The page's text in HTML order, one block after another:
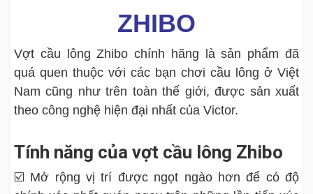
ZHIBO
Vợt cầu lông Zhibo chính hãng là sản phẩm đã
quá quen thuộc với các bạn chơi cầu lông ở Việt
Nam cũng như trên toàn thế giới, được sản xuất
theo công nghệ hiện đại nhất của Victor.
Tính năng của vợt cầu lông Zhibo
☑️ Mở rộng vị trí được ngọt ngào hơn để có độ